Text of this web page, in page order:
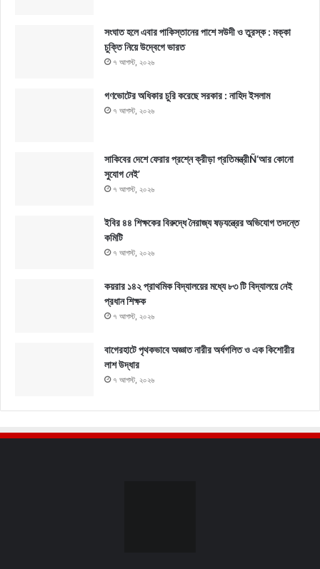
সংঘাত হলে এবার পাকিস্তানের পাশে সউদী ও তুরস্ক : মক্কা
চুক্তি নিয়ে উদ্বেগে ভারত
৭ আগস্ট, ২০২৬
গণভোটের অধিকার চুরি করেছে সরকার : নাহিদ ইসলাম
৭ আগস্ট, ২০২৬
সাকিবের দেশে ফেরার প্রশ্নে ক্রীড়া প্রতিমন্ত্রীÑ‘আর কোনো
সুযোগ নেই’
৭ আগস্ট, ২০২৬
ইবির ৪৪ শিক্ষকের বিরুদ্ধে নৈরাজ্য ষড়যন্ত্রের অভিযোগ তদন্তে
কমিটি
৭ আগস্ট, ২০২৬
কয়রার ১৪২ প্রাথমিক বিদ্যালয়ের মধ্যে ৮৩ টি বিদ্যালয়ে নেই
প্রধান শিক্ষক
৭ আগস্ট, ২০২৬
বাগেরহাটে পৃথকভাবে অজ্ঞাত নারীর অর্ধগলিত ও এক কিশোরীর
লাশ উদ্ধার
৭ আগস্ট, ২০২৬